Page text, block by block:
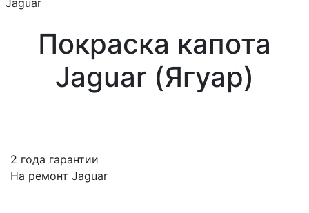
Jaguar
Покраска капота
Jaguar (Ягуар)
2 года гарантии
На ремонт Jaguar